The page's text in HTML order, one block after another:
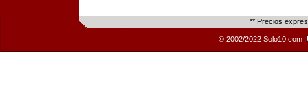
** Precios
© 2002/2022 Solo10.com